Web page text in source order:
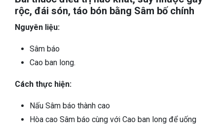
rộc, đái són, táo bón bằng Sâm bố chính
Nguyên liệu:
Sâm báo
Cao ban long.
Cách thực hiện:
Nấu Sâm báo thành cao
Hòa cao Sâm báo cùng với Cao ban long để uống